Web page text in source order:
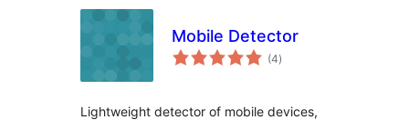
Mobile Detector
(4ຄະແນນ
ທັງໝົດ
)
Lightweight detector of mobile devices,